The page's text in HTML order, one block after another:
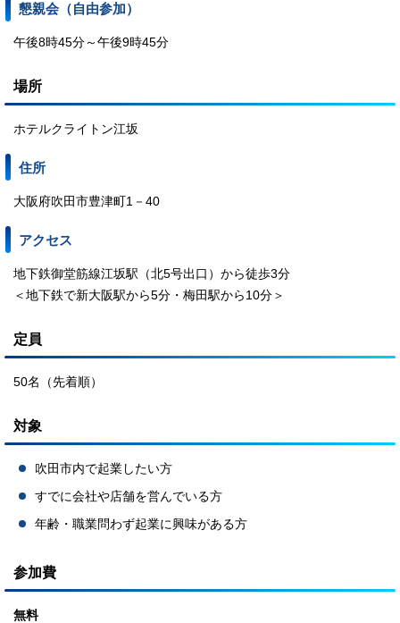
懇親会（自由参加）
午後8時45分～午後9時45分
場所
ホテルクライトン江坂
住所
大阪府吹田市豊津町1－40
アクセス
地下鉄御堂筋線江坂駅（北5号出口）から徒歩3分
＜地下鉄で新大阪駅から5分・梅田駅から10分＞
定員
50名（先着順）
対象
吹田市内で起業したい方
すでに会社や店舗を営んでいる方
年齢・職業問わず起業に興味がある方
参加費
無料